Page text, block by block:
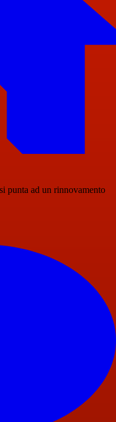
punta ad un rinnovamento